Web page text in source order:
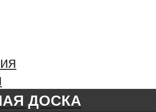
ДОСКА